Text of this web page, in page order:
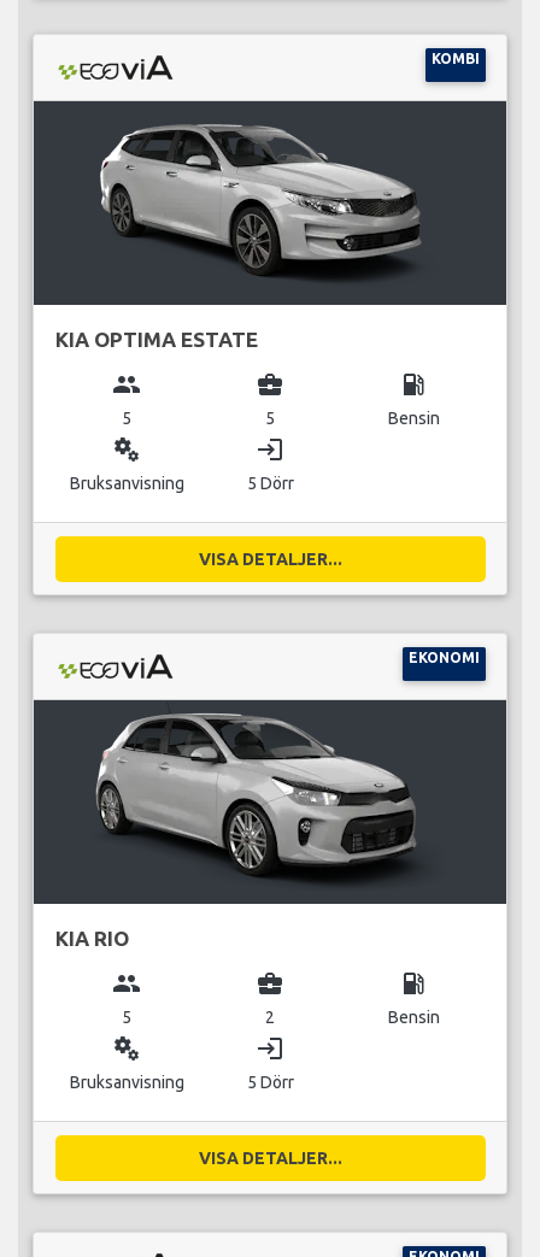
KOMBI
KIA OPTIMA ESTATE
group
5
business_center
5
local_gas_station
Bensin
miscellaneous_services
Bruksanvisning
login
5 Dörr
VISA DETALJER...
EKONOMI
KIA RIO
group
5
business_center
2
local_gas_station
Bensin
miscellaneous_services
Bruksanvisning
login
5 Dörr
VISA DETALJER...